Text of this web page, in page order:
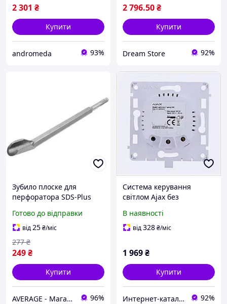
2 301 ₴
Купити
andromeda 93%
2 796.50₴
Купити
Dream Store 92%
Зубило плоске для
перфоратора SDS-Plus
штроблення стін, ударна
насадка для бетону.
Готово до відправки
від25₴/міс
249₴
277 ₴
Купити
AVERAGE - Магазин Без предоплати 96%
Система керування
світлом Ajax без
8H76X2140
В наявності
від328₴/міс
1 969₴
Купити
Интернет-каталог скидок "BAGSPACE.ua" 92%